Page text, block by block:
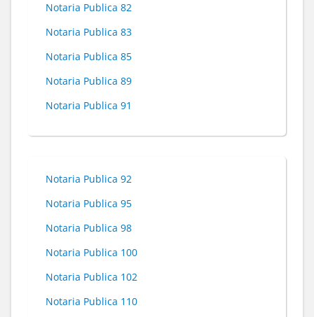
Notaria Publica 82
Notaria Publica 83
Notaria Publica 85
Notaria Publica 89
Notaria Publica 91
Notaria Publica 92
Notaria Publica 95
Notaria Publica 98
Notaria Publica 100
Notaria Publica 102
Notaria Publica 110